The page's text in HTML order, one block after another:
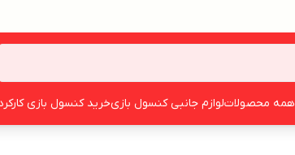
همه محصولاتلوازم جانبی کنسول بازیخرید کنسول بازی